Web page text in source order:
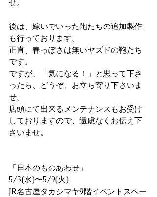
せ。
後は、嫁いでいった鞄たちの追加製作
も行っております。
正直、春っぽさは無いヤズドの鞄たち
です。
ですが、「気になる！」と思って下さ
ったら、どうぞ、お立ち寄り下さいま
せ。
店頭にて出来るメンテナンスもお受け
しておりますので、遠慮なくお伝え下
さいませ。
「日本のものあわせ」
5/3(水)〜5/9(火)
JR名古屋タカシマヤ9階イベントスペー